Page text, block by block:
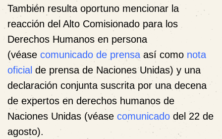
También resulta oportuno mencionar la
reacción del Alto Comisionado para los
Derechos Humanos en persona
(véase comunicado de prensa así como nota
oficial de prensa de Naciones Unidas) y una
declaración conjunta suscrita por una decena
de expertos en derechos humanos de
Naciones Unidas (véase comunicado del 22 de
agosto).